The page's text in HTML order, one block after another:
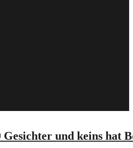
Gesichter und keins hat